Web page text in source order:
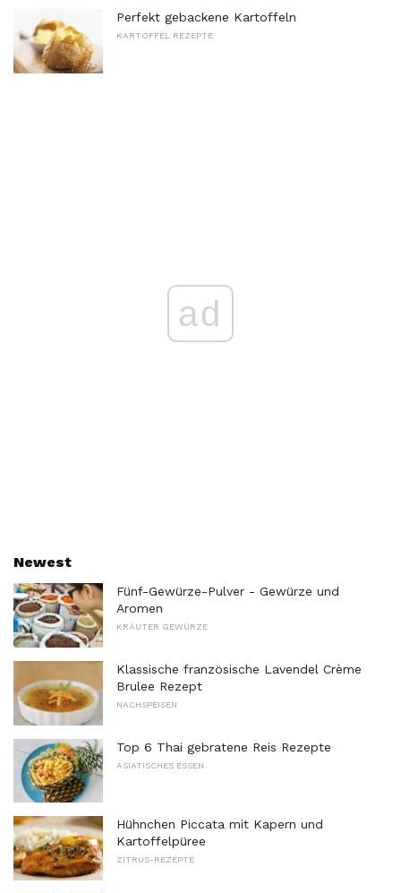
Perfekt gebackene Kartoffeln
KARTOFFEL REZEPTE
ad
Newest
Fünf-Gewürze-Pulver - Gewürze und
Aromen
KRÄUTER GEWÜRZE
Klassische französische Lavendel Crème
Brulee Rezept
NACHSPEISEN
Top 6 Thai gebratene Reis Rezepte
ASIATISCHES ESSEN
Hühnchen Piccata mit Kapern und
Kartoffelpüree
ZITRUS-REZEPTE